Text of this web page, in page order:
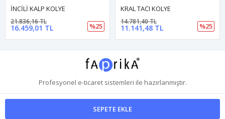
SEPETE EKLE
İNCİLİ KALP KOLYE
16.459,01 TL
21.836,16 TL
%25
KRAL TACI KOLYE
11.141,48 TL
14.781,40 TL
%25
Profesyonel e-ticaretsistemleri ile hazırlanmıştır.